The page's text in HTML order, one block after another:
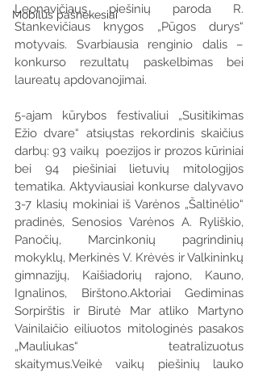
Mobilūs pašnekesiai
Leonavičiaus piešinių paroda R.
Stankevičiaus knygos „Pūgos durys“
motyvais. Svarbiausia renginio dalis –
konkurso rezultatų paskelbimas bei
laureatų apdovanojimai.
5-ajam kūrybos festivaliui „Susitikimas
Ežio dvare“ atsiųstas rekordinis skaičius
darbų: 93 vaikų  poezijos ir prozos kūriniai
bei 94 piešiniai lietuvių mitologijos
tematika. Aktyviausiai konkurse dalyvavo
3-7 klasių mokiniai iš Varėnos „Šaltinėlio“
pradinės, Senosios Varėnos A. Ryliškio,
Panočių, Marcinkonių pagrindinių
mokyklų, Merkinės V. Krėvės ir Valkininkų
gimnazijų, Kaišiadorių rajono, Kauno,
Ignalinos, Birštono.Aktoriai Gediminas
Sorpirštis ir Birutė Mar atliko Martyno
Vainilaičio eiliuotos mitologinės pasakos
„Mauliukas“ teatralizuotus
skaitymus.Veikė vaikų piešinių lauko